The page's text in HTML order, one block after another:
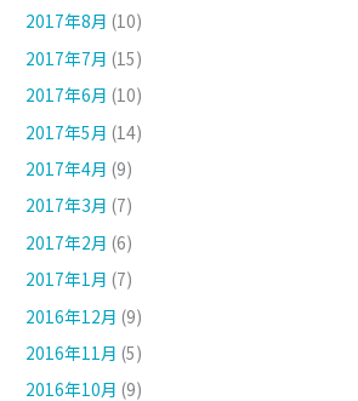
2017年8月 (10)
2017年7月 (15)
2017年6月 (10)
2017年5月 (14)
2017年4月 (9)
2017年3月 (7)
2017年2月 (6)
2017年1月 (7)
2016年12月 (9)
2016年11月 (5)
2016年10月 (9)